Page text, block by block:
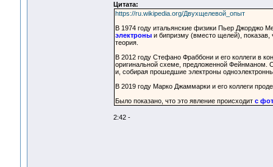
Цитата:
https://ru.wikipedia.org/Двухщелевой_опыт
В 1974 году итальянские физики Пьер Джорджо
электроныи бипризму (вместо щелей), показав,
теория.
В 2012 году Стефано Фраббони и его коллеги в
оригинальной схеме, предложенной Фейнманом.
и, собирая прошедшие электроны
В 2019 году Марко Джаммарки и его коллеги
Было показано, что это явление происходит с
2:42 -